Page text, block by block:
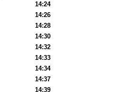
14:24
14:26
14:28
14:30
14:32
14:33
14:34
14:37
14:39